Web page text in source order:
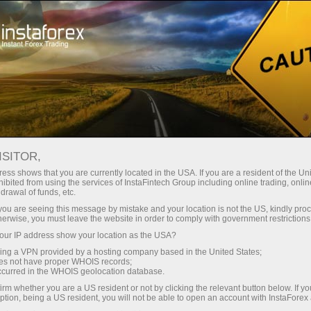
Partners area इंस्टाफॉरेक्ष् मुखबिरों ऑनलाइन उद्धरण
इंस्टाफॉरेक्ष् मुखबिर: ऑनलाइन उद्धरण
ट्रेडिंग खाता खोलें
डेमो खाता खोलें
shows that you are currently located in the USA. If you are a resident of the
from using the services of InstaFintech Group including online trading,
of funds, etc.
are seeing this message by mistake and your location is not the US, kindly
you must leave the website in order to comply with government
IP address show your location as the USA?
a VPN provided by a hosting company based in the United States;
not have proper WHOIS records;
in the WHOIS geolocation database.
whether you are a US resident or not by clicking the relevant button below. If
being a US resident, you will not be able to open an account with InstaForex